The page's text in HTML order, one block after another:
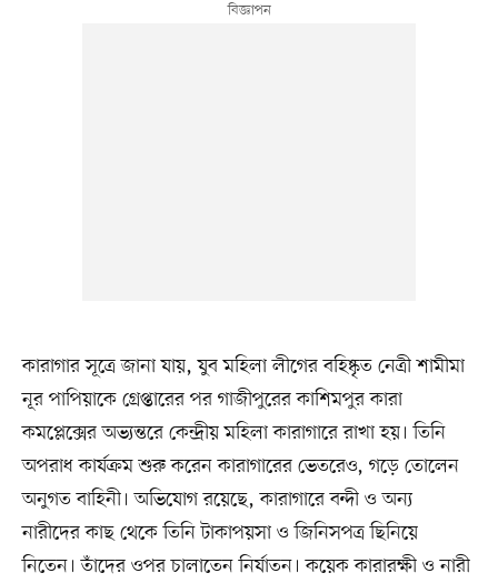
কারাগার সূত্রে জানা যায়, যুব মহিলা লীগের বহিষ্কৃত নেত্রী শামীমা
নূর পাপিয়াকে গ্রেপ্তারের পর গাজীপুরের কাশিমপুর কারা
কমপ্লেক্সের অভ্যন্তরে কেন্দ্রীয় মহিলা কারাগারে রাখা হয়। তিনি
অপরাধ কার্যক্রম শুরু করেন কারাগারের ভেতরেও, গড়ে তোলেন
অনুগত বাহিনী। অভিযোগ রয়েছে, কারাগারে বন্দী ও অন্য
নারীদের কাছ থেকে তিনি টাকাপয়সা ও জিনিসপত্র ছিনিয়ে
নিতেন। তাঁদের ওপর চালাতেন নির্যাতন। কয়েক কারারক্ষী ও নারী